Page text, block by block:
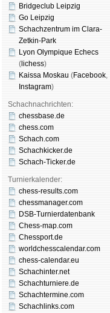
Bridgeclub Leipzig
Go Leipzig
Schachzentrum im Clara-
Zetkin-Park
Lyon Olympique Echecs
( lichess)
Kaissa Moskau (Face­book,
Insta­gram)
Schachnachrichten:
chessbase.de
chess.com
Schach.com
Schachkicker.de
Schach-Ticker.de
Turnierkalender:
chess-results.com
chessmanager.com
DSB-Turnierdatenbank
Chess-map.com
Chessport.de
worldchesscalendar.com
chess-calendar.eu
Schachinter.net
Schachturniere.de
Schachtermine.com
Schachlinks.com